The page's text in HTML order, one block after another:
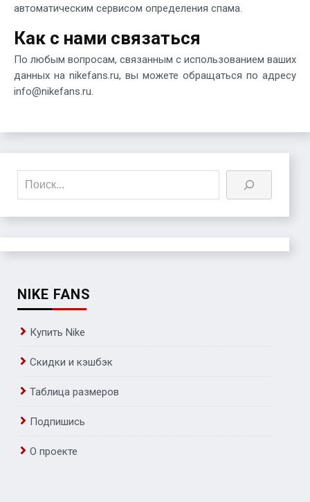
автоматическим сервисом определения спама.
Как с нами связаться
По любым вопросам, связанным с использованием ваших
данных на nikefans.ru, вы можете обращаться по адресу
info@nikefans.ru.
Поиск
NIKE FANS
Купить Nike
Скидки и кэшбэк
Таблица размеров
Подпишись
О проекте